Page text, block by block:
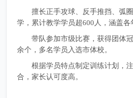
擅长正手攻球、反手推挡、弧
学，累计教学学员超600人，涵盖各
带队参加市级比赛，获得团体
余个，多名学员入选市体校。
根据学员特点制定训练计划，
合，家长认可度高。